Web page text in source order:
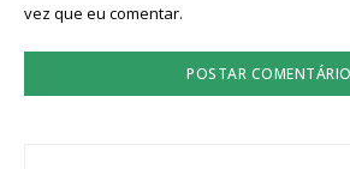
vez que eu comentar.